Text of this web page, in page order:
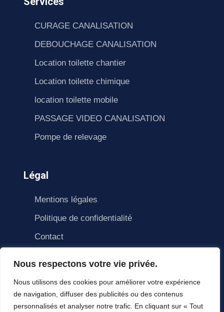
Nous respectons votre vie privée.
Nous utilisons des cookies pour améliorer votre expérience
de navigation, diffuser des publicités ou des contenus
personnalisés et analyser notre trafic. En cliquant sur « Tout
CURAGE CANALISATION
DEBOUCHAGE CANALISATION
Location toilette chantier
Location toilette chimique
location toilette mobile
PASSAGE VIDEO CANALISATION
Pompe de relevage
Légal
Mentions légales
Politique de confidentialité
Contact